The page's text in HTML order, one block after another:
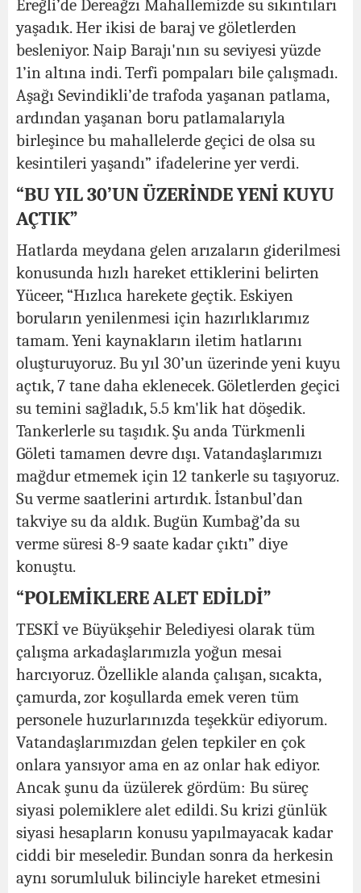
Ereğli’de Dereağzı Mahallemizde su sıkıntıları
yaşadık. Her ikisi de baraj ve göletlerden
besleniyor. Naip Barajı'nın su seviyesi yüzde
1’in altına indi. Terfi pompaları bile çalışmadı.
Aşağı Sevindikli’de trafoda yaşanan patlama,
ardından yaşanan boru patlamalarıyla
birleşince bu mahallelerde geçici de olsa su
kesintileri yaşandı” ifadelerine yer verdi.
“BU YIL 30’UN ÜZERİNDE YENİ KUYU
AÇTIK”
Hatlarda meydana gelen arızaların giderilmesi
konusunda hızlı hareket ettiklerini belirten
Yüceer, “Hızlıca harekete geçtik. Eskiyen
boruların yenilenmesi için hazırlıklarımız
tamam. Yeni kaynakların iletim hatlarını
oluşturuyoruz. Bu yıl 30’un üzerinde yeni kuyu
açtık, 7 tane daha eklenecek. Göletlerden geçici
su temini sağladık, 5.5 km'lik hat döşedik.
Tankerlerle su taşıdık. Şu anda Türkmenli
Göleti tamamen devre dışı. Vatandaşlarımızı
mağdur etmemek için 12 tankerle su taşıyoruz.
Su verme saatlerini artırdık. İstanbul’dan
takviye su da aldık. Bugün Kumbağ’da su
verme süresi 8-9 saate kadar çıktı” diye
konuştu.
“POLEMİKLERE ALET EDİLDİ”
TESKİ ve Büyükşehir Belediyesi olarak tüm
çalışma arkadaşlarımızla yoğun mesai
harcıyoruz. Özellikle alanda çalışan, sıcakta,
çamurda, zor koşullarda emek veren tüm
personele huzurlarınızda teşekkür ediyorum.
Vatandaşlarımızdan gelen tepkiler en çok
onlara yansıyor ama en az onlar hak ediyor.
Ancak şunu da üzülerek gördüm: Bu süreç
siyasi polemiklere alet edildi. Su krizi günlük
siyasi hesapların konusu yapılmayacak kadar
ciddi bir meseledir. Bundan sonra da herkesin
aynı sorumluluk bilinciyle hareket etmesini